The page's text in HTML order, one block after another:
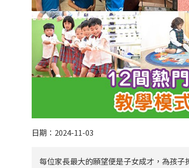
日期：2024-11-03
每位家長最大的願望便是子女成才，為孩